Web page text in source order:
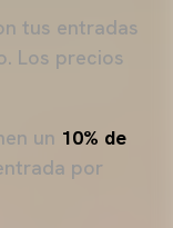
tus entradas
Los precios
un 10% de
por